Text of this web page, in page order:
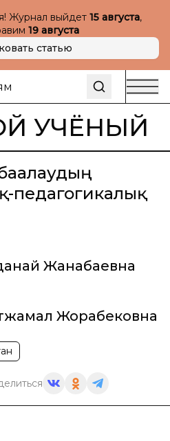
Журнал выйдет 15 августа,
19 августа
статью
УЧЁНЫЙ
педагогикалық
Жанабаевна
Жорабековна